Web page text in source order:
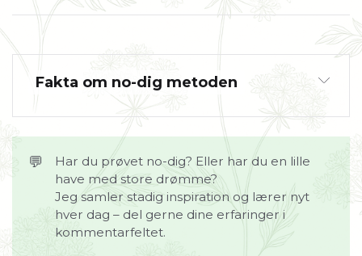
Fakta om no-dig metoden
Jordens naturlige lag bevares
Svampenetværk (mykorrhiza) forstyrres ikke
Regnorme, bakterier og mikroorganismer
bevares i deres levesteder
Mindre ukrudt og færre forstyrrelser
Giver et mere stabilt og levende mikroliv i
jorden
💬
Har du prøvet no-dig? Eller har du en lille
have med store drømme?
Jeg samler stadig inspiration og lærer nyt
hver dag – del gerne dine erfaringer i
kommentarfeltet.